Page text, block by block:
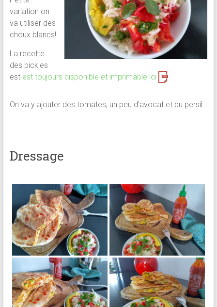
variation on
va utiliser des
choux blancs!
La recette
des pickles
est est toujours disponible et imprimable ici
On va y ajouter des tomates, un peu d’avocat et du persil…
Dressage